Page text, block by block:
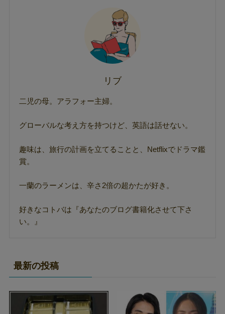
リブ
二児の母。アラフォー主婦。
グローバルな考え方を持つけど、英語は話せない。
趣味は、旅行の計画を立てることと、Netflixでドラマ鑑
賞。
一蘭のラーメンは、辛さ2倍の超かたが好き。
好きなコトバは『あなたのブログ書籍化させて下さ
い。』
最新の投稿